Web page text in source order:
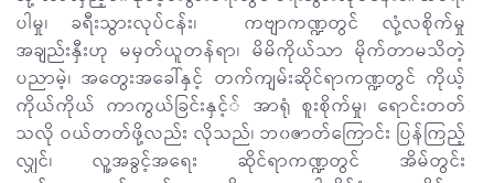
ပါမှု၊ ခရီးသွားလုပ်ငန်း၊ ကဗျာကဏ္ဍတွင် လုံ့လစိုက်မှု
အချည်းနှီးဟု မမှတ်ယူတန်ရာ၊ မိမိကိုယ်သာ မိုက်တာမသိတဲ့
ပညာမဲ့၊ အတွေးအခေါ်နှင့် တက်ကျမ်းဆိုင်ရာကဏ္ဍတွင် ကိုယ့်
ကိုယ်ကိုယ် ကာကွယ်ခြင်းနှင့်် အာရုံ စူးစိုက်မှု၊ ရောင်းတတ်
သလို ဝယ်တတ်ဖို့လည်း လိုသည်၊ ဘ၀ဇာတ်ကြောင်း ပြန်ကြည့်
လျှင်၊ လူ့အခွင့်အရေး ဆိုင်ရာကဏ္ဍတွင် အိမ်တွင်း